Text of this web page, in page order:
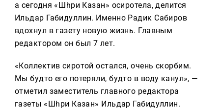
а сегодня «Шәһри Казан» осиротела, делится
Ильдар Габидуллин. Именно Радик Сабиров
вдохнул в газету новую жизнь. Главным
редактором он был 7 лет.
«Коллектив сиротой остался, очень скорбим.
Мы будто его потеряли, будто в воду канул», —
отметил заместитель главного редактора
газеты «Шәһри Казан» Ильдар Габидуллин.